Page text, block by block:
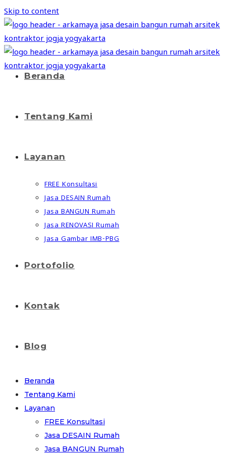
Skip to content
Beranda
Tentang Kami
Layanan
FREE Konsultasi
Jasa DESAIN Rumah
Jasa BANGUN Rumah
Jasa RENOVASI Rumah
Jasa Gambar IMB-PBG
Portofolio
Kontak
Blog
Beranda
Tentang Kami
Layanan
FREE Konsultasi
Jasa DESAIN Rumah
Jasa BANGUN Rumah